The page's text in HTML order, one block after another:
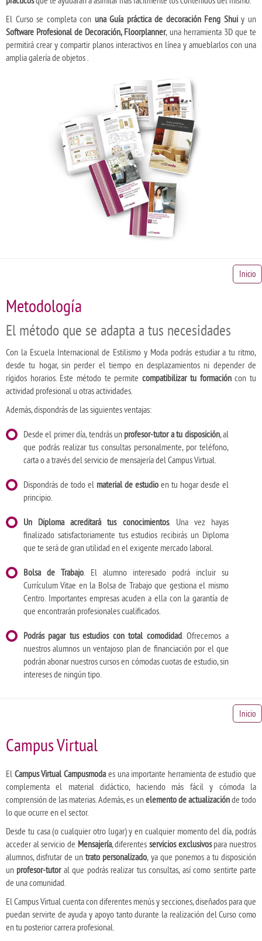
El Curso se completa con una Guía práctica de decoración Feng Shuiy un
Software Profesional de Decoración, Floorplanner, una herramienta 3D que te
permitirá crear y compartir planos interactivos en línea y amueblarlos con una
amplia galería de objetos .
Inicio
Metodología
El método que se adapta a tus necesidades
Con la Escuela Internacional de Estilismo y Moda podrás estudiar a tu ritmo,
desde tu hogar, sin perder el tiempo en desplazamientos ni depender de
rígidos horarios. Este método te permitecompatibilizar tu formacióncon tu
actividad profesional u otras actividades.
Además, dispondrás de las siguientes ventajas:
Desde el primer día, tendrás un profesor-tutor a tu disposición, al
que podrás realizar tus consultas personalmente, por teléfono,
carta o a través del servicio de mensajería del Campus Virtual.
Dispondrás de todo el material de estudioen tu hogar desde el
principio.
Un Diploma acreditará tus conocimientos. Una vez hayas
finalizado satisfactoriamente tus estudios recibirás un Diploma
que te será de gran utilidad en el exigente mercado laboral.
Bolsa de Trabajo . El alumno interesado podrá incluir su
Currículum Vitae en la Bolsa de Trabajo que gestiona el mismo
Centro. Importantes empresas acuden a ella con la garantía de
que encontrarán profesionales cualificados.
Podrás pagar tus estudios con total comodidad. Ofrecemos a
nuestros alumnos un ventajoso plan de financiación por el que
podrán abonar nuestros cursos en cómodas cuotas de estudio, sin
intereses de ningún tipo.
Inicio
Campus Virtual
El Campus Virtual Campusmoda es una importante herramienta de estudio que
complementa el material didáctico, haciendo más fácil y cómoda la
comprensión de las materias. Además, es unelemento de actualizaciónde todo
lo que ocurre en el sector.
Desde tu casa (o cualquier otro lugar) y en cualquier momento del día, podrás
acceder al servicio de Mensajería, diferentesservicios exclusivospara nuestros
alumnos, disfrutar de untrato personalizado, ya que ponemos a tu disposición
un profesor-tutoral que podrás realizar tus consultas, así como sentirte parte
de una comunidad.
El Campus Virtual cuenta con diferentes menús y secciones, diseñados para que
puedan servirte de ayuda y apoyo tanto durante la realización del Curso como
en tu posterior carrera profesional.